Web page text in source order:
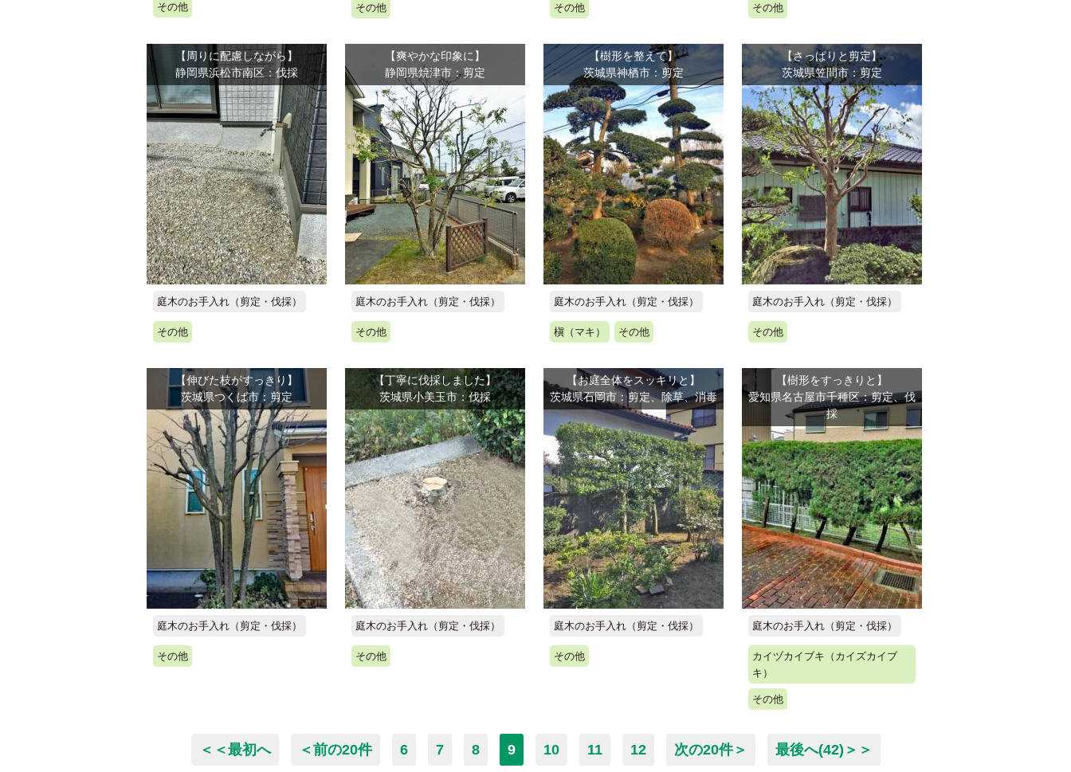
その他 その他 その他 その他
【周りに配慮しながら】
静岡県浜松市南区：伐採
庭木のお手入れ（剪定・伐採）
その他
【爽やかな印象に】
静岡県焼津市：剪定
庭木のお手入れ（剪定・伐採）
その他
【樹形を整えて】
茨城県神栖市：剪定
庭木のお手入れ（剪定・伐採）
槇（マキ） その他
【さっぱりと剪定】
茨城県笠間市：剪定
庭木のお手入れ（剪定・伐採）
その他
【伸びた枝がすっきり】
茨城県つくば市：剪定
庭木のお手入れ（剪定・伐採）
その他
【丁寧に伐採しました】
茨城県小美玉市：伐採
庭木のお手入れ（剪定・伐採）
その他
【お庭全体をスッキリと】
茨城県石岡市：剪定、除草、消毒
庭木のお手入れ（剪定・伐採）
その他
【樹形をすっきりと】
愛知県名古屋市千種区：剪定、伐
採
庭木のお手入れ（剪定・伐採）
カイヅカイブキ（カイズカイブ
キ）
その他
＜＜最初へ ＜前の20件 6 7 8 9 10 11 12 次の20件＞ 最後へ(42)＞＞